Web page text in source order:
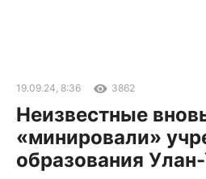
19.09.24, 8:36 3862
Неизвестные
«минировали»
образования